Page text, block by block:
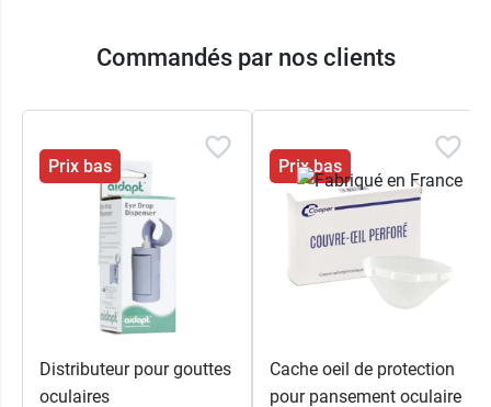
Commandés par nos clients
Prix bas
Distributeur pour gouttes
oculaires
Prix bas
Cache oeil de protection
pour pansement oculaire